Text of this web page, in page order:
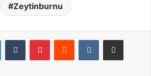
Zeytinburnu
LinkedInTumblr PinterestReddit VKontakteE-Posta ile paylaş